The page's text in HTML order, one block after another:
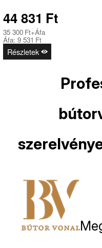
150 MM FEKETE
44 831 Ft
35 300 Ft+Áfa
Áfa: 9 531 Ft
Részletek